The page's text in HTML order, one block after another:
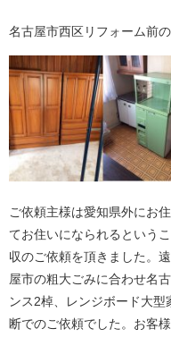
名古屋市西区リフォーム前
ご依頼主様は愛知県外にお
てお住いになられるという
収のご依頼を頂きました。
屋市の粗大ごみに合わせ名
ンス2棹、レンジボード大
断でのご依頼でした。お客